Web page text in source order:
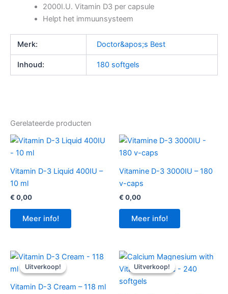
2000I.U. Vitamin D3 per capsule
Helpt het immuunsysteem
Merk: Doctor&apos;s Best
Inhoud: 180 softgels
Gerelateerde producten
Vitamin D-3 Liquid 400IU –
10 ml
€ 0,00
Meer info!
Vitamine D-3 3000IU – 180
v-caps
€ 0,00
Meer info!
Uitverkoop!
Uitverkoop!
Vitamin D-3 Cream – 118 ml
Uitverkoop!
Uitverkoop!